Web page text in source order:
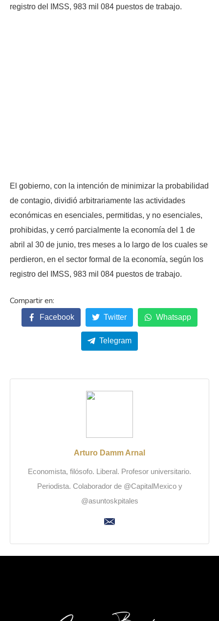
registro del IMSS, 983 mil 084 puestos de trabajo.
El gobierno, con la intención de minimizar la probabilidad
de contagio, dividió arbitrariamente las actividades
económicas en esenciales, permitidas, y no esenciales,
prohibidas, y cerró parcialmente la economía del 1 de
abril al 30 de junio, tres meses a lo largo de los cuales se
perdieron, en el sector formal de la economía, según los
registro del IMSS, 983 mil 084 puestos de trabajo.
Facebook Twitter Whatsapp
Telegram
Arturo Damm Arnal
Economista, filósofo. Liberal. Profesor universitario.
Periodista. Colaborador de @CapitalMexico y
@asuntoskpitales